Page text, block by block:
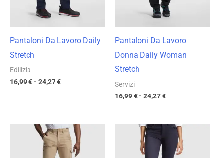
Pantaloni Da Lavoro Daily
Stretch
Edilizia
16,99€- 24,27€
Pantaloni Da Lavoro
Donna Daily Woman
Stretch
Servizi
16,99€- 24,27€
Fascia
prezzo:
Fascia
prezzo: